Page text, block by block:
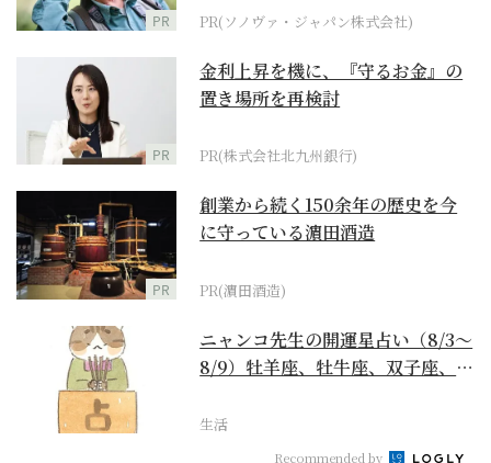
PR PR(ソノヴァ・ジャパン株式会社)
PR
金利上昇を機に、『守るお金』の
置き場所を再検討
PR(株式会社北九州銀行)
PR
創業から続く150余年の歴史を今
に守っている濵田酒造
PR(濵田酒造)
ニャンコ先生の開運星占い（8/3～
8/9）牡羊座、牡牛座、双子座、蟹
生活
Recommended by